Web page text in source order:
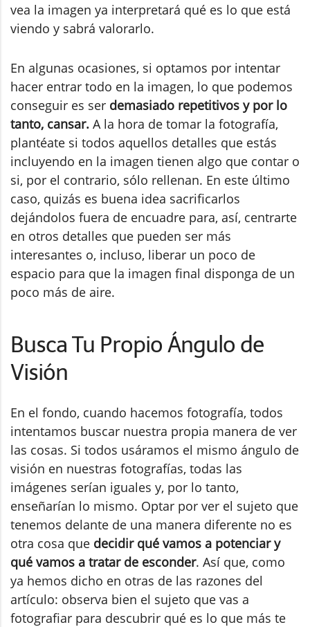
vea la imagen ya interpretará qué es lo que está
viendo y sabrá valorarlo.
En algunas ocasiones, si optamos por intentar
hacer entrar todo en la imagen, lo que podemos
conseguir es ser demasiado repetitivos y por lo
tanto, cansar. A la hora de tomar la fotografía,
plantéate si todos aquellos detalles que estás
incluyendo en la imagen tienen algo que contar o
si, por el contrario, sólo rellenan. En este último
caso, quizás es buena idea sacrificarlos
dejándolos fuera de encuadre para, así, centrarte
en otros detalles que pueden ser más
interesantes o, incluso, liberar un poco de
espacio para que la imagen final disponga de un
poco más de aire.
Busca Tu Propio Ángulo de
Visión
En el fondo, cuando hacemos fotografía, todos
intentamos buscar nuestra propia manera de ver
las cosas. Si todos usáramos el mismo ángulo de
visión en nuestras fotografías, todas las
imágenes serían iguales y, por lo tanto,
enseñarían lo mismo. Optar por ver el sujeto que
tenemos delante de una manera diferente no es
otra cosa que decidir qué vamos a potenciar y
qué vamos a tratar de esconder. Así que, como
ya hemos dicho en otras de las razones del
artículo: observa bien el sujeto que vas a
fotografiar para descubrir qué es lo que más te